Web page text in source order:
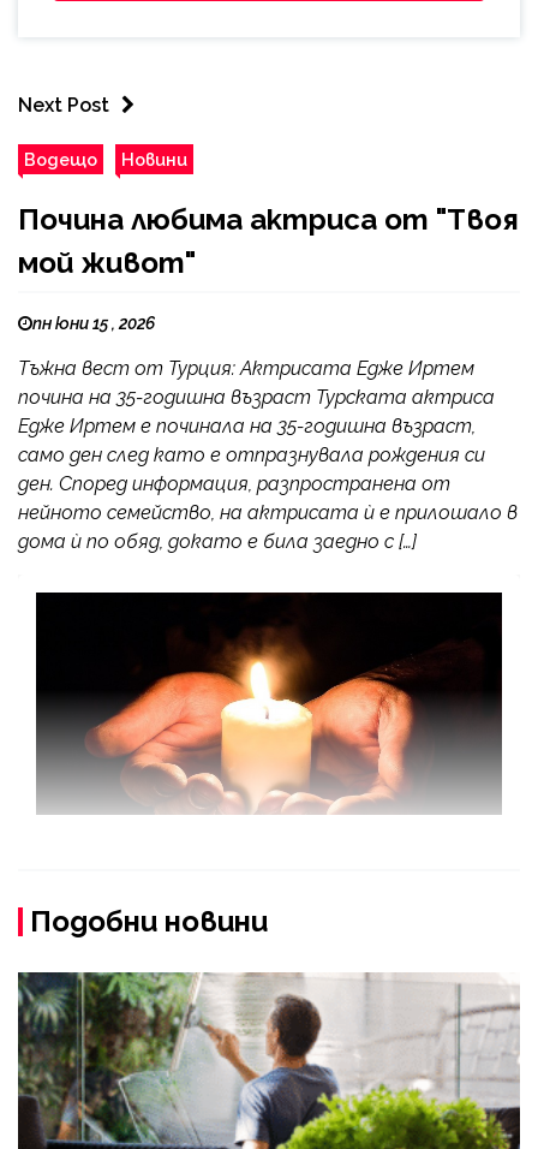
Next Post
Водещо Новини
Почина любима актриса от "Твоя
мой живот"
пн юни 15 , 2026
Тъжна вест от Турция: Актрисата Едже Иртем
почина на 35-годишна възраст Турската актриса
Едже Иртем е починала на 35-годишна възраст,
само ден след като е отпразнувала рождения си
ден. Според информация, разпространена от
нейното семейство, на актрисата ѝ е прилошало в
дома ѝ по обяд, докато е била заедно с […]
Подобни новини